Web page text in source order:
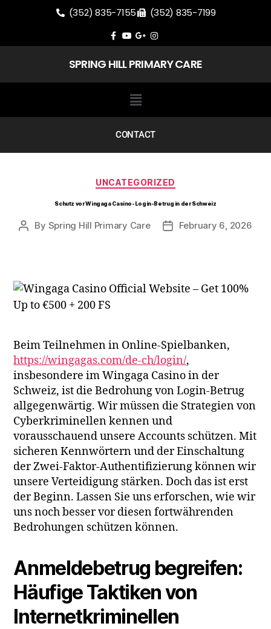
(352) 835-7155 (352) 835-7199
SPRING HILL PRIMARY CARE
CONTACT
UNCATEGORIZED
Schutz vor Wingaga Casino-Login-Betrug in der Schweiz
By Spring Hill Primary Care February 6, 2026
Beim Teilnehmen in Online-Spielbanken,
https://wingagas.com/de-ch/login/,
insbesondere im Wingaga Casino in der
Schweiz, ist die Bedrohung von Login-Betrug
allgegenwärtig. Wir müssen die Strategien von
Cyberkriminellen kennen und
vorausschauend unsere Accounts schützen. Mit
sicheren Kennwörtern und der Einschaltung
der Zwei-Faktor-Authentifizierung können wir
unsere Verteidigung stärken. Doch das ist erst
der Beginn. Lassen Sie uns erforschen, wie wir
uns noch besser vor diesen fortwährenden
Bedrohungen schützen können.
Anmeldebetrug begreifen:
Häufige Taktiken von
Internetkriminellen